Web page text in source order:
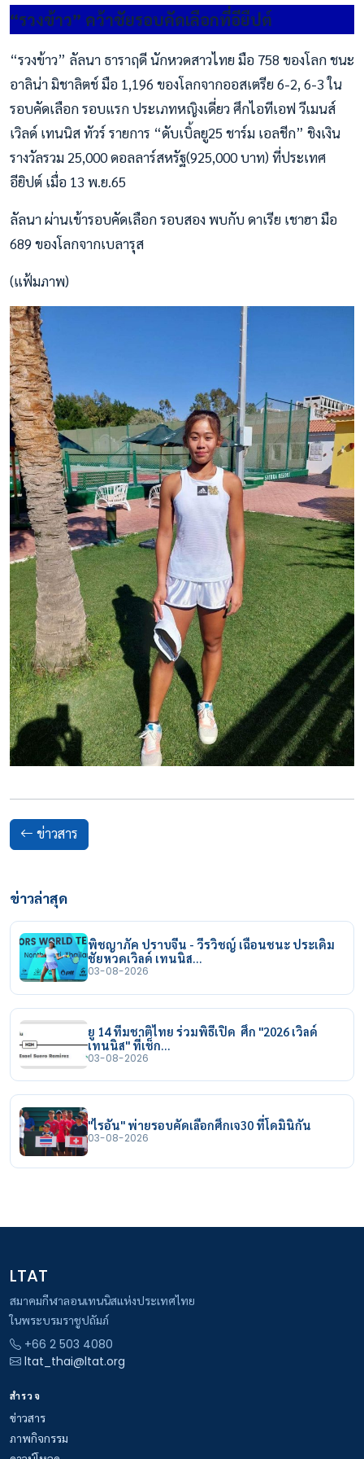
“รวงข้าว” คว้าชัยรอบคัดเลือกที่อียืปต์
“รวงข้าว” ลัลนา ธาราฤดี นักหวดสาวไทย มือ 758 ของโลก ชนะ
อาลิน่า มิชาลิตช์ มือ 1,196 ของโลกจากออสเตรีย 6-2, 6-3 ใน
รอบคัดเลือก รอบแรก ประเภทหญิงเดี่ยว ศึกไอทีเอฟ วีเมนส์
เวิลด์ เทนนิส ทัวร์ รายการ “ดับเบิ้ลยู25 ชาร์ม เอลชีก” ชิงเงิน
รางวัลรวม 25,000 ดอลลาร์สหรัฐ(925,000 บาท) ที่ประเทศ
อียิปต์ เมื่อ 13 พ.ย.65
ลัลนา ผ่านเข้ารอบคัดเลือก รอบสอง พบกับ ดาเรีย เชาฮา มือ
689 ของโลกจากเบลารุส
(แฟ้มภาพ)
ข่าวสาร
ข่าวล่าสุด
พิชญาภัค ปราบจีน - วีรวิชญ์ เฉือนชนะ ประเดิม
ชัยหวดเวิลด์ เทนนิส…
03-08-2026
ยู 14 ทีมชาติไทย ร่วมพิธีเปิด ศึก "2026 เวิลด์
เทนนิส" ที่เช็ก…
03-08-2026
"ไรอัน" พ่ายรอบคัดเลือกศึกเจ30 ที่โดมินิกัน
03-08-2026
LTAT
สมาคมกีฬาลอนเทนนิสแห่งประเทศไทย
ในพระบรมราชูปถัมภ์
+66 2 503 4080
ltat_thai@ltat.org
สำรวจ
ข่าวสาร
ภาพกิจกรรม